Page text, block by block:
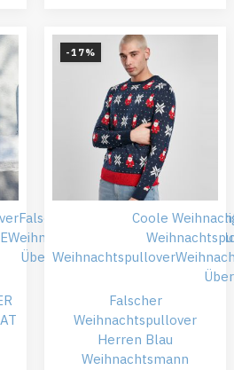
Falsche Weihnachtspullover
Weihnachtskleidung
Übergröße
-17%
Coole
Weihnachtspullover
Falscher
Weihnachtspullover
Herren Blau
Weihnachtsmann